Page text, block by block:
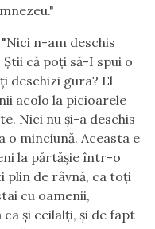
n-am deschis
Ştii că poţi să-I spui o
ţi deschizi gura? El
acolo la picioarele
Nici nu şi-a deschis
o minciună. Aceasta e
la părtăşie într-o
plin de râvnă, ca toţi
cu oamenii,
ca şi ceilalţi, şi de fapt